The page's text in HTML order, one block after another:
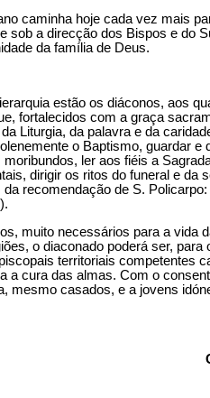
caminha hoje cada vez mais
sob a direcção dos Bispos e do
da família de Deus.
estão os diáconos, aos
fortalecidos com a graça
Liturgia, da palavra e da
o Baptismo, guardar
moribundos, ler aos fiéis a
dirigir os ritos do funeral e da
recomendação de S.
muito necessários para a vida
o diaconado poderá ser,
territoriais competentes
a cura das almas. Com o
mesmo casados, e a jovens